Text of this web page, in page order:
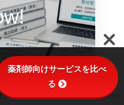
ォローしよう
運営ポリシー お問い合わせ
薬剤師向けサービスを比べ
る